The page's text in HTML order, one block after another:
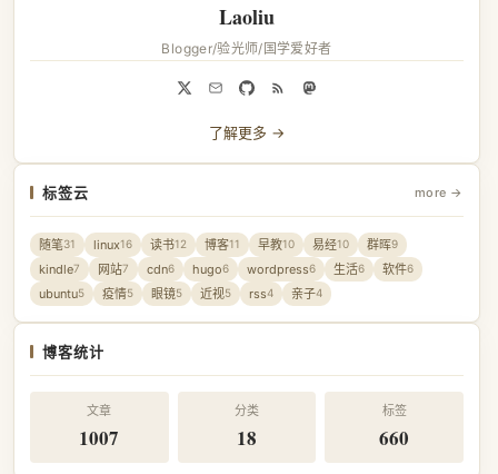
Laoliu
Blogger/验光师/国学爱好者
了解更多 →
标签云 more →
随笔31 linux16 读书12 博客11 早教10 易经10 群晖9
kindle7 网站7 cdn6 hugo6 wordpress6 生活6 软件6
ubuntu5 疫情5 眼镜5 近视5 rss4 亲子4
博客统计
文章
1007
分类
18
标签
660